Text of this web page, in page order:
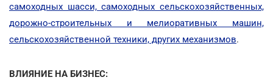
самоходных шасси, самоходных сельскохозяйственных,
дорожно-строительных и мелиоративных машин,
сельскохозяйственной техники, других механизмов.
ВЛИЯНИЕ НА БИЗНЕС: